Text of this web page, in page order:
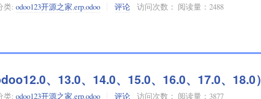
类:odoo123开源之家,erp,odoo 评论 访问次数： 阅读量：2488
、13.0、14.0、15.0、16.0、17.0、18.0）
类:odoo123开源之家,erp,odoo 评论 访问次数： 阅读量：3877